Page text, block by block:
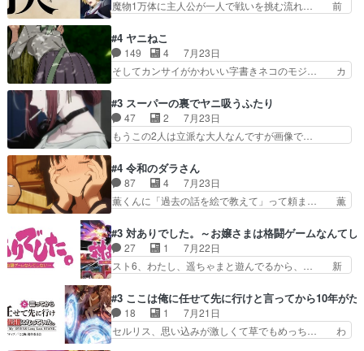
き虫メイドが僅か3…
続き２期にも出演させていただけ… 1期の頃から
題解決特筆する事は無いが、… 今週もありがとう
ございます耳がヒクヒクな… 時計台に登ってるの
見ると挟まれないか心配…
魔物1万体に主人公が一人で戦いを挑む流れ… 前
を魔物と人間に殺された鏡の生い立ち。… 勇者た
ちを信じてアリスを預ける、鏡を信じ… 勇者パー
ティが仲間になった！？会話が通じ… 鏡の過去、
辛すぎて胸が苦しくなりました…… 最初、勇者パ
コちゃんの性別が間違えられ… 鏡の両親がモンス
ターと人間にそれぞれ命を… 胸が苦しくなるほど
鏡くんの過去がとても残…
#4 ヤニねこ
149 4
7月23日
そしてカンサイがかわいい字書きネコのモジ… カ
は『ちんこ』によってリミッターが外れ… 今回は
汚い要素あまりなく普通にギャグアニ… あとアイ
キャッチが釈迦だったの本当に最高… まー、今回
もコンプライアンス違反にどこま… 達郎のオチに
ニメが好きでも大丈夫だよ」… あんな事こんな事
いっぱいさせられちゃうこ… 妹ネコちゃんのバー
ガーにタバコ入ってるの…
#3 スーパーの裏でヤニ吸うふたり
47 2
7月23日
もうこの2人は立派な大人なんですが画像で…
こ叡智でセクシー！ミストふっかけて嗅ぎ… あい
かわらず山田さんと田山さんが同一人物… 今さら
だけどずとまよのOP合ってるね。首… 佐々木と
田山さんにロマンスの香りが漂って… 佐々木さん
「ただのヤニ仲間」から「ちゃ… 田山から消臭ミ
ストを戴いてお礼返しをして… からかったつもり
なのに、思いもよらない佐…
#4 令和のダラさん
87 4
7月23日
薫くんに「過去の話を絵で教えて」って頼ま… 薫
シリアス展開になるかと思ったら全然そ… 薫が通
うは応神町立応神北小学校一方、日向… 思ったの
と違う刺客出てきたwwただ関西弁… とエピソー
ドの進みにおどろくけど、気持ち… ①作文の定番
れしてきた。ミステリアスな… 弟くんから昔の話
を絵に描いて！と言われた… 神をも恐れぬ姉弟と
ダラさんのコメディかと…
#3 対ありでした。～お嬢さまは格闘ゲームなんてし
27 1
7月22日
スト6、わたし、遥ちゃまと遊んでるから、… 新
ぁ、こんな都合よく格ゲー女子が集まるか… 規律
違反は許さない人かと負けず嫌いの可愛… 何かに
一生懸命になっている女の子はかわい… 先の一件
で綾と美緒は親しくなる。厳しい寮… 体育会系み
#3 ここは俺に任せて先に行けと言ってから10年が
18 1
7月21日
セルリス、思い込みが激しくて草でもめっち… わ